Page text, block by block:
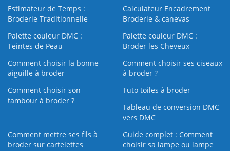
Estimateur de Temps :
Broderie Traditionnelle
Calculateur Encadrement
Broderie & canevas
Palette couleur DMC :
Teintes de Peau
Palette couleur DMC :
Broder les Cheveux
Comment choisir la bonne
aiguille à broder
Comment choisir ses ciseaux
à broder ?
Comment choisir son
tambour à broder ?
Tuto toiles à broder
Tableau de conversion DMC
vers DMC
Comment mettre ses fils à
broder sur cartelettes
Guide complet : Comment
choisir sa lampe ou lampe